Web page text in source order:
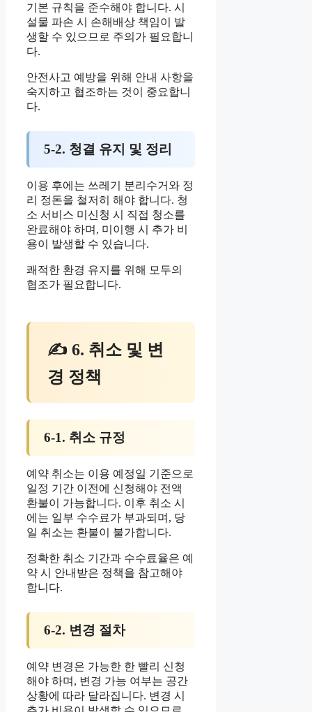
기본 규칙을 준수해야 합니다. 시
설물 파손 시 손해배상 책임이 발
생할 수 있으므로 주의가 필요합니
다.
안전사고 예방을 위해 안내 사항을
숙지하고 협조하는 것이 중요합니
다.
5-2. 청결 유지 및 정리
이용 후에는 쓰레기 분리수거와 정
리 정돈을 철저히 해야 합니다. 청
소 서비스 미신청 시 직접 청소를
완료해야 하며, 미이행 시 추가 비
용이 발생할 수 있습니다.
쾌적한 환경 유지를 위해 모두의
협조가 필요합니다.
✍ 6. 취소 및 변
경 정책
6-1. 취소 규정
예약 취소는 이용 예정일 기준으로
일정 기간 이전에 신청해야 전액
환불이 가능합니다. 이후 취소 시
에는 일부 수수료가 부과되며, 당
일 취소는 환불이 불가합니다.
정확한 취소 기간과 수수료율은 예
약 시 안내받은 정책을 참고해야
합니다.
6-2. 변경 절차
예약 변경은 가능한 한 빨리 신청
해야 하며, 변경 가능 여부는 공간
상황에 따라 달라집니다. 변경 시